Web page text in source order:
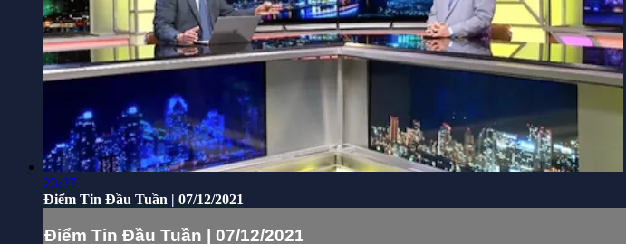
23:37
Điểm Tin Đầu Tuần | 07/12/2021
Điểm Tin Đầu Tuần | 07/12/2021